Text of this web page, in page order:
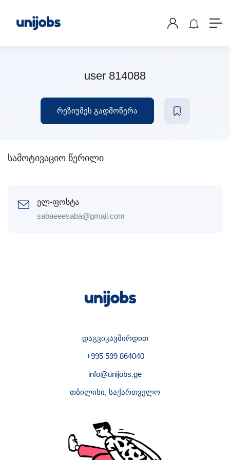
user 814088
რეზიუმეს გადმოწერა
სამოტივაციო წერილი
ელ-ფოსტა
sabaeeesaba@gmail.com
დაგვიკავშირდით
+995 599 864040
info@unijobs.ge
თბილისი, საქართველო